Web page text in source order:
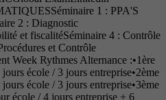
1 : PPA'S
2 : Diagnostic
et fiscalitéSéminaire 4 : Contrôle
et Contrôle
Week Rythmes Alternance :•1ère
école / 3 jours entreprise•2ème
école / 3 jours entreprise•3ème
école / 4 jours entreprise + 6